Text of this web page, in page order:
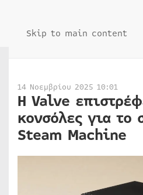
Skip to main content
14 Νοεμβρίου 2025 10:01
Η Valve
κονσόλες για το
Steam Machine